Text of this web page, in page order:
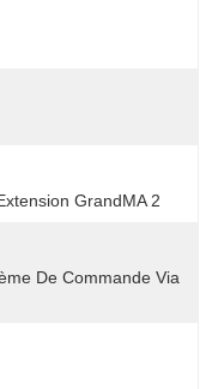
GrandMA 2
De Commande Via